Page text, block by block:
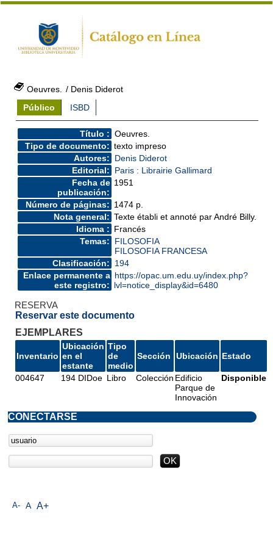
Oeuvres.
/ Denis Diderot
Público
ISBD
Título : Oeuvres.
Tipo de documento: texto impreso
Autores:
Denis Diderot
Editorial:
Paris : Librairie Gallimard
Fecha de
publicación:
1951
Número de páginas: 1474 p.
Nota general: Texte établi et annoté par André Billy.
Idioma : Francés
Temas:
FILOSOFIA
FILOSOFIA FRANCESA
Clasificación:
194
Enlace permanente a
este registro:
https://opac.um.edu.uy/index.php?
lvl=notice_display&id=6480
RESERVA
Reservar este documento
EJEMPLARES
Inventario
Ubicación
en el
estante
Tipo
de
medio
Sección Ubicación Estado
004647 194 DIDoe Libro Colección Edificio
Parque de
Innovación
Disponible
A- A A+
CONECTARSE